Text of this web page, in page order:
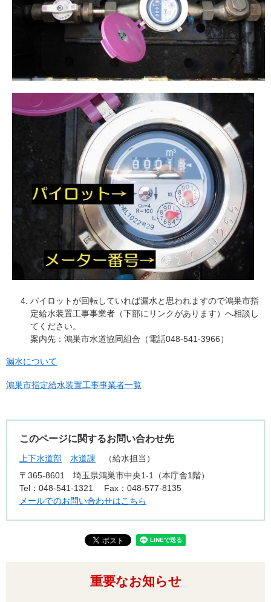
パイロットが回転していれば漏水と思われますので鴻巣市指
定給水装置工事事業者（下部にリンクがあります）へ相談し
てください。
案内先：鴻巣市水道協同組合（電話048-541-3966）
漏水について
鴻巣市指定給水装置工事事業者一覧
このページに関するお問い合わせ先
上下水道部 水道課
給水担当
〒365-8601
埼玉県鴻巣市中央1-1（本庁舎1階）
Tel：048-541-1321
Fax：048-577-8135
メールでのお問い合わせはこちら
重要なお知らせ